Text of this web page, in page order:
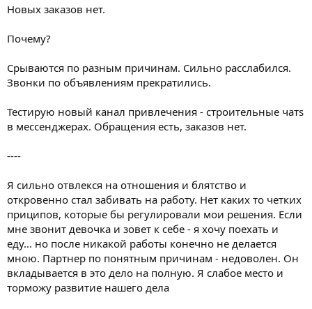
Новых заказов нет.
Почему?
Срываются по разным причинам. Сильно расслабился.
Звонки по объявлениям прекратились.
Тестирую новый канал привлечения - строительные чатs
в мессенджерах. Обращения есть, заказов нет.
----
Я сильно отвлекся на отношения и блятство и
откровенно стал забивать на работу. Нет каких то четких
приципов, которые бы регулировали мои решения. Если
мне звонит девочка и зовет к себе - я хочу поехать и
еду... но после никакой работы конечно не делается
мною. Партнер по понятным причинам - недоволен. Он
вкладывается в это дело на полную. Я слабое место и
торможу развитие нашего дела